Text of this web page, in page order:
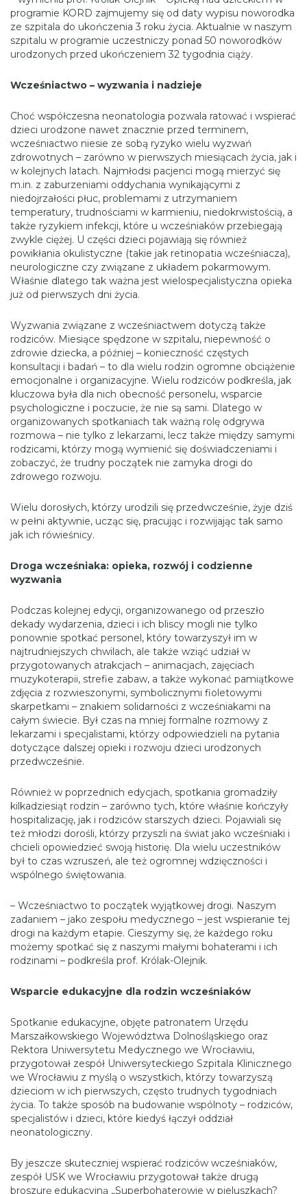
programie KORD zajmujemy się od daty wypisu noworodka
ze szpitala do ukończenia 3 roku życia. Aktualnie w naszym
szpitalu w programie uczestniczy ponad 50 noworodków
urodzonych przed ukończeniem 32 tygodnia ciąży.
Wcześniactwo – wyzwania i nadzieje
Choć współczesna neonatologia pozwala ratować i wspierać
dzieci urodzone nawet znacznie przed terminem,
wcześniactwo niesie ze sobą ryzyko wielu wyzwań
zdrowotnych – zarówno w pierwszych miesiącach życia, jak i
w kolejnych latach. Najmłodsi pacjenci mogą mierzyć się
m.in. z zaburzeniami oddychania wynikającymi z
niedojrzałości płuc, problemami z utrzymaniem
temperatury, trudnościami w karmieniu, niedokrwistością, a
także ryzykiem infekcji, które u wcześniaków przebiegają
zwykle ciężej. U części dzieci pojawiają się również
powikłania okulistyczne (takie jak retinopatia wcześniacza),
neurologiczne czy związane z układem pokarmowym.
Właśnie dlatego tak ważna jest wielospecjalistyczna opieka
już od pierwszych dni życia.
Wyzwania związane z wcześniactwem dotyczą także
rodziców. Miesiące spędzone w szpitalu, niepewność o
zdrowie dziecka, a później – konieczność częstych
konsultacji i badań – to dla wielu rodzin ogromne obciążenie
emocjonalne i organizacyjne. Wielu rodziców podkreśla, jak
kluczowa była dla nich obecność personelu, wsparcie
psychologiczne i poczucie, że nie są sami. Dlatego w
organizowanych spotkaniach tak ważną rolę odgrywa
rozmowa – nie tylko z lekarzami, lecz także między samymi
rodzicami, którzy mogą wymienić się doświadczeniami i
zobaczyć, że trudny początek nie zamyka drogi do
zdrowego rozwoju.
Wielu dorosłych, którzy urodzili się przedwcześnie, żyje dziś
w pełni aktywnie, ucząc się, pracując i rozwijając tak samo
jak ich rówieśnicy.
Droga wcześniaka: opieka, rozwój i codzienne
wyzwania
Podczas kolejnej edycji, organizowanego od przeszło
dekady wydarzenia, dzieci i ich bliscy mogli nie tylko
ponownie spotkać personel, który towarzyszył im w
najtrudniejszych chwilach, ale także wziąć udział w
przygotowanych atrakcjach – animacjach, zajęciach
muzykoterapii, strefie zabaw, a także wykonać pamiątkowe
zdjęcia z rozwieszonymi, symbolicznymi fioletowymi
skarpetkami – znakiem solidarności z wcześniakami na
całym świecie. Był czas na mniej formalne rozmowy z
lekarzami i specjalistami, którzy odpowiedzieli na pytania
dotyczące dalszej opieki i rozwoju dzieci urodzonych
przedwcześnie.
Również w poprzednich edycjach, spotkania gromadziły
kilkadziesiąt rodzin – zarówno tych, które właśnie kończyły
hospitalizację, jak i rodziców starszych dzieci. Pojawiali się
też młodzi dorośli, którzy przyszli na świat jako wcześniaki i
chcieli opowiedzieć swoją historię. Dla wielu uczestników
był to czas wzruszeń, ale też ogromnej wdzięczności i
wspólnego świętowania.
– Wcześniactwo to początek wyjątkowej drogi. Naszym
zadaniem – jako zespołu medycznego – jest wspieranie tej
drogi na każdym etapie. Cieszymy się, że każdego roku
możemy spotkać się z naszymi małymi bohaterami i ich
rodzinami – podkreśla prof. Królak-Olejnik.
Wsparcie edukacyjne dla rodzin wcześniaków
Spotkanie edukacyjne, objęte patronatem Urzędu
Marszałkowskiego Województwa Dolnośląskiego oraz
Rektora Uniwersytetu Medycznego we Wrocławiu,
przygotował zespół Uniwersyteckiego Szpitala Klinicznego
we Wrocławiu z myślą o wszystkich, którzy towarzyszą
dzieciom w ich pierwszych, często trudnych tygodniach
życia. To także sposób na budowanie wspólnoty – rodziców,
specjalistów i dzieci, które kiedyś łączył oddział
neonatologiczny.
By jeszcze skuteczniej wspierać rodziców wcześniaków,
zespół USK we Wrocławiu przygotował także drugą
broszurę edukacyjną „Superbohaterowie w pieluszkach?